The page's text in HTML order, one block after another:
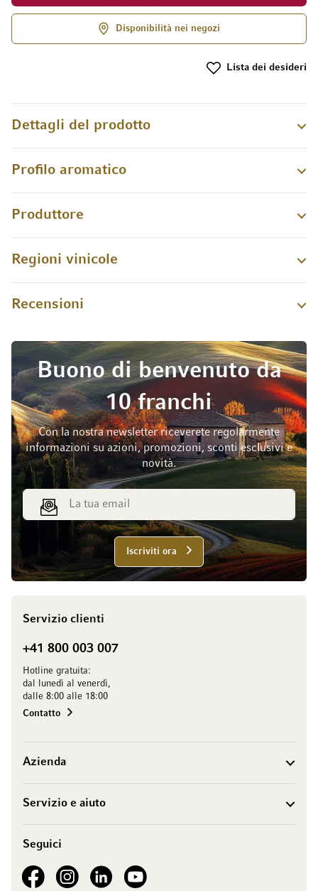
Disponibilità nei negozi
Lista dei desideri
Dettagli del prodotto
Profilo aromatico
Produttore
Regioni vinicole
Recensioni
Buono di benvenuto da
10 franchi
Con la nostra newsletter riceverete regolarmente
informazioni su azioni, promozioni, sconti esclusivi e
novità.
Indirizzo email
Iscriviti ora
Servizio clienti
+41 800 003 007
Hotline gratuita:
dal lunedì al venerdì,
dalle 8:00 alle 18:00
Contatto
Azienda
Servizio e aiuto
Seguici
See our FacebookSee our Instagram account
See our LinkedInSee our YouTube channel